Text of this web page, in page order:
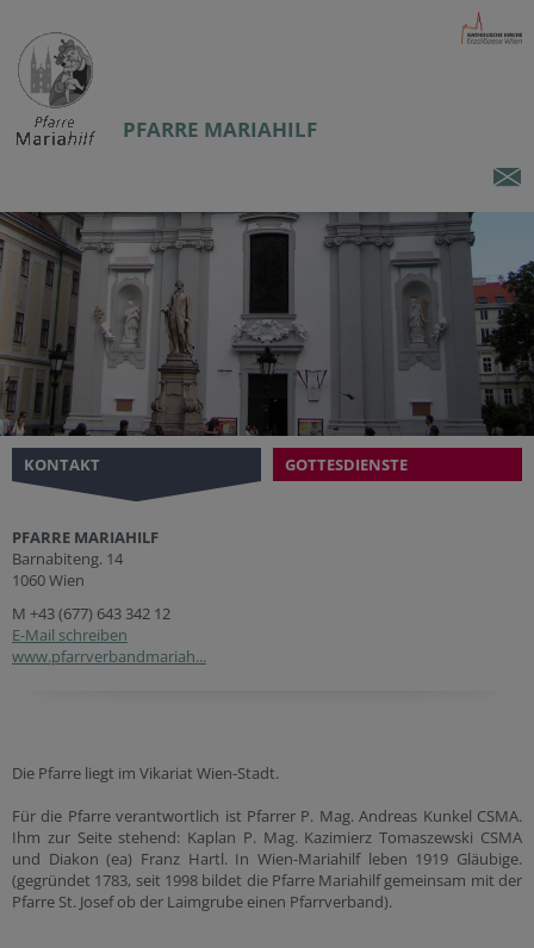
PFARRE MARIAHILF
KONTAKT GOTTESDIENSTE
PFARRE MARIAHILF
Barnabiteng. 14
1060 Wien
M +43 (677) 643 342 12
E-Mail schreiben
www.pfarrverbandmariah...
Die Pfarre liegt im Vikariat Wien-Stadt.
Für die Pfarre verantwortlich ist Pfarrer P. Mag. Andreas Kunkel CSMA.
Ihm zur Seite stehend: Kaplan P. Mag. Kazimierz Tomaszewski CSMA
und Diakon (ea) Franz Hartl. In Wien-Mariahilf leben 1919 Gläubige.
(gegründet 1783, seit 1998 bildet die Pfarre Mariahilf gemeinsam mit der
Pfarre St. Josef ob der Laimgrube einen Pfarrverband).